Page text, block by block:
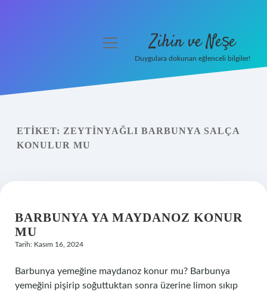
Yasal Uyarı
menüyü
Zihin ve Neşe
Duygulara dokunan eğlenceli bilgiler!
ETIKET: ZEYTINYAĞLI BARBUNYA SALÇA
KONULUR MU
BARBUNYA YA MAYDANOZ KONUR
MU
Tarih: Kasım 16, 2024
Barbunya yemeğine maydanoz konur mu? Barbunya
yemeğini pişirip soğuttuktan sonra üzerine limon sıkıp